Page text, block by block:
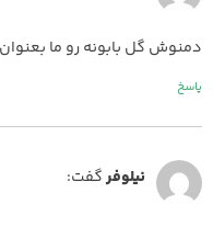
دمنوش گل بابونه رو ما
پاسخ
نیلوفرگفت: